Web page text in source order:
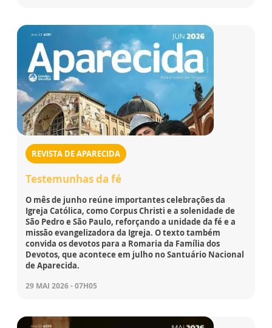
REVISTA DE APARECIDA
Testemunhas da fé
O mês de junho reúne importantes celebrações da
Igreja Católica, como Corpus Christi e a solenidade de
São Pedro e São Paulo, reforçando a unidade da fé e a
missão evangelizadora da Igreja. O texto também
convida os devotos para a Romaria da Família dos
Devotos, que acontece em julho no Santuário Nacional
de Aparecida.
29 MAI 2026 - 07H05